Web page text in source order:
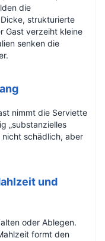
die
strukturierte
Gast verzeiht kleine
senken die
nimmt die Serviette
„substanzielles
nicht schädlich, aber
und
oder Ablegen.
formt den